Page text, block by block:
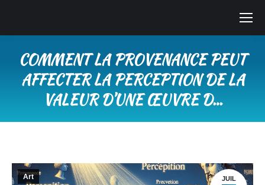
COMMENT LA PROVENANCE PEUT
AFFECTER LA PERCEPTION DE LA
VALEUR D’UNE ŒUVRE D…
JUIL
Art